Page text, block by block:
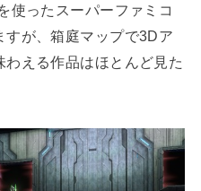
使ったスーパーファミコ
すが、箱庭マップで3Dア
える作品はほとんど見た